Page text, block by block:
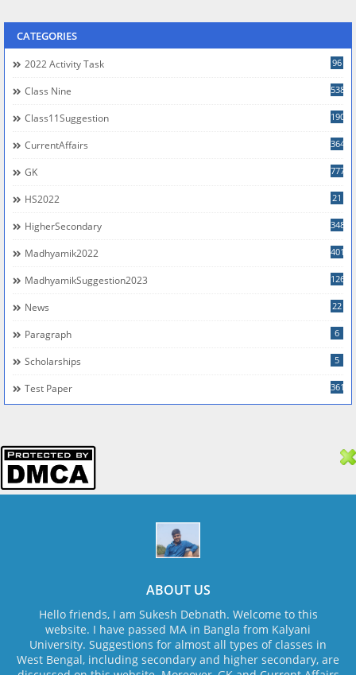
CATEGORIES
2022 Activity Task 96
Class Nine 538
Class11Suggestion 190
CurrentAffairs 364
GK 777
HS2022 21
HigherSecondary 348
Madhyamik2022 401
MadhyamikSuggestion2023 126
News 22
Paragraph 6
Scholarships 5
Test Paper 361
ABOUT US
Hello friends, I am Sukesh Debnath. Welcome to this
website. I have passed MA in Bangla from Kalyani
University. Suggestions for almost all types of classes in
West Bengal, including secondary and higher secondary, are